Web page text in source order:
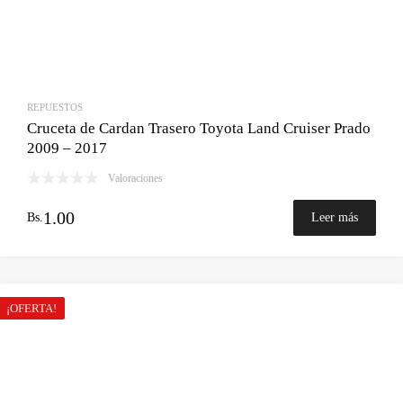
REPUESTOS
Cruceta de Cardan Trasero Toyota Land Cruiser Prado
2009 – 2017
Valoraciones
Bs.1.00 Leer más
¡OFERTA!